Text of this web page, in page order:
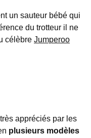
un sauteur bébé qui
du trotteur il ne
célèbre Jumperoo
appréciés par les
plusieurs modèles